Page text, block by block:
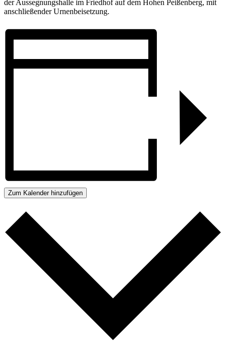
der Aussegnungshalle im Friedhof auf dem Hohen Peißenberg, mit
anschließender Urnenbeisetzung.
Zum Kalender hinzufügen